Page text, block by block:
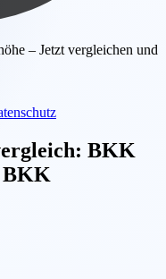
– Jetzt vergleichen und
BKK
BKK